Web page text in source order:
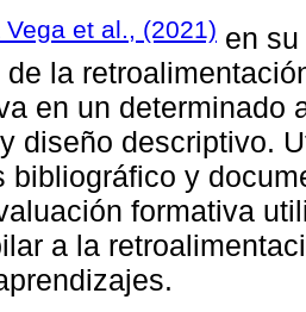
Vega et al., (2021) en
de la
en un determinado
diseño descriptivo.
bibliográfico y
formativa
a la